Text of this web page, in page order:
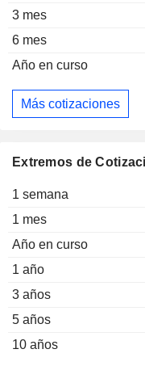
3 mes
6 mes
Año en curso
Más cotizaciones
Extremos de
1 semana
1 mes
Año en curso
1 año
3 años
5 años
10 años